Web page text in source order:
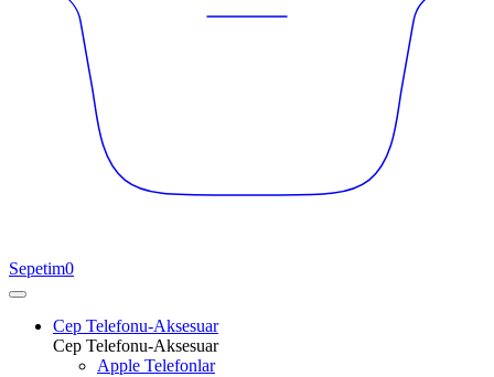
Sepetim0
Cep Telefonu-Aksesuar
Cep Telefonu-Aksesuar
Apple Telefonlar